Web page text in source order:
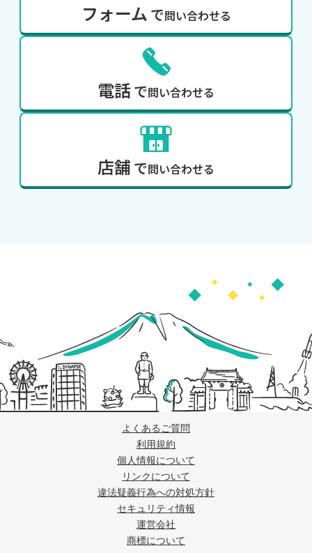
フォーム で問い合わせる
電話で問い合わせる
店舗 で問い合わせる
よくあるご質問
利用規約
個人情報について
リンクについて
違法疑義行為への対処方針
セキュリティ情報
運営会社
商標について